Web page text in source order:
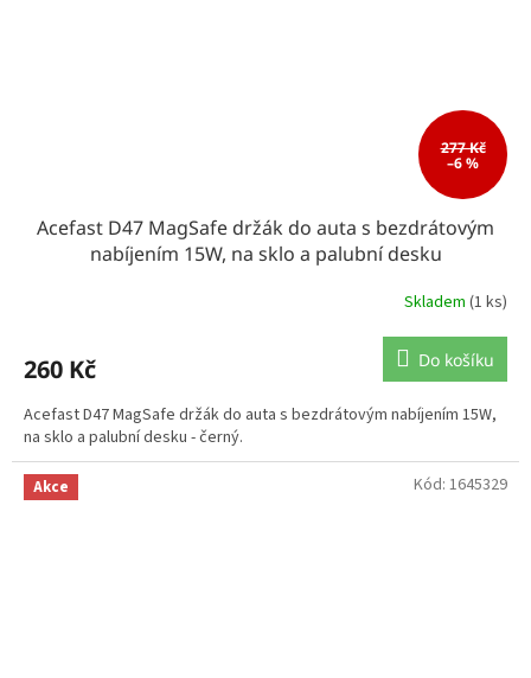
277 Kč
–6 %
Acefast D47 MagSafe držák do auta s bezdrátovým
nabíjením 15W, na sklo a palubní desku
Skladem (1 ks)
260 Kč Do košíku
Acefast D47 MagSafe držák do auta s bezdrátovým nabíjením 15W,
na sklo a palubní desku - černý.
Akce Kód: 1645329